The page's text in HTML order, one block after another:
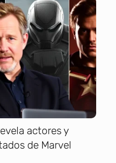
actores y
de Marvel